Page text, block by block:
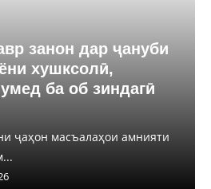
занон дар ҷануби
хушксолӣ,
ба об зиндагӣ
ҷаҳон масъалаҳои амнияти